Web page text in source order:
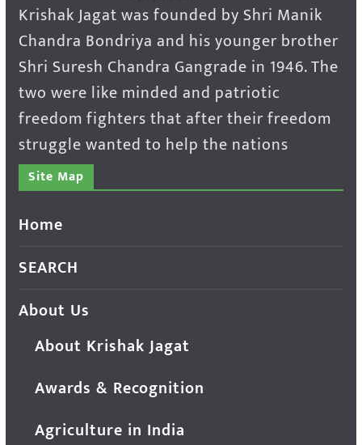
Krishak Jagat was founded by Shri Manik
Chandra Bondriya and his younger brother
Shri Suresh Chandra Gangrade in 1946. The
two were like minded and patriotic
freedom fighters that after their freedom
struggle wanted to help the nations
Site Map
Home
SEARCH
About Us
About Krishak Jagat
Awards & Recognition
Agriculture in India